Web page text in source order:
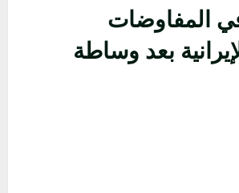
المفاوضات
بعد وساطة